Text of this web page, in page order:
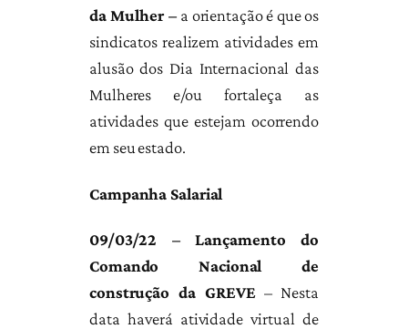
da Mulher – a orientação é que os
sindicatos realizem atividades em
alusão dos Dia Internacional das
Mulheres e/ou fortaleça as
atividades que estejam ocorrendo
em seu estado.
Campanha Salarial
09/03/22 – Lançamento do
Comando Nacional de
construção da GREVE– Nesta
data haverá atividade virtual de